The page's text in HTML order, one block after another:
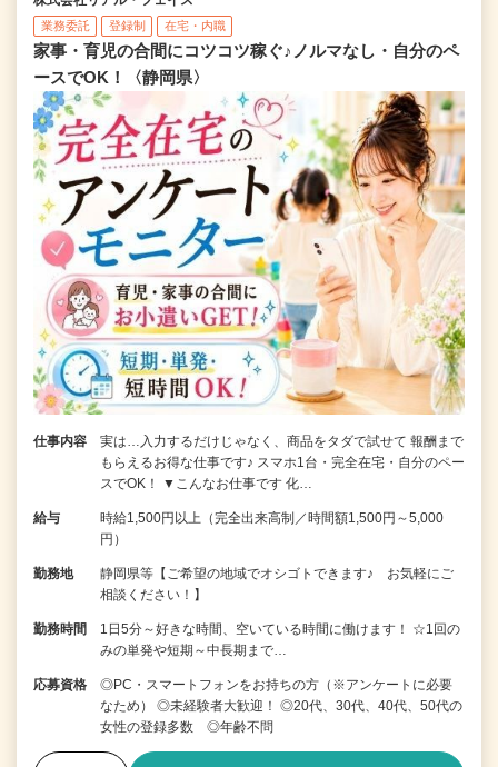
業務委託 登録制 在宅・内職
家事・育児の合間にコツコツ稼ぐ♪ノルマなし・自分のペ
ースでOK！〈静岡県〉
仕事内容
実は…入力するだけじゃなく、商品をタダで試せて 報酬まで
もらえるお得な仕事です♪ スマホ1台・完全在宅・自分のペー
スでOK！ ▼こんなお仕事です 化…
給与
時給1,500円以上（完全出来高制／時間額1,500円～5,000
円）
勤務地
静岡県等【ご希望の地域でオシゴトできます♪ お気軽にご
相談ください！】
勤務時間
1日5分～好きな時間、空いている時間に働けます！ ☆1回の
みの単発や短期～中長期まで…
応募資格
◎PC・スマートフォンをお持ちの方（※アンケートに必要
なため） ◎未経験者大歓迎！ ◎20代、30代、40代、50代の
女性の登録多数 ◎年齢不問